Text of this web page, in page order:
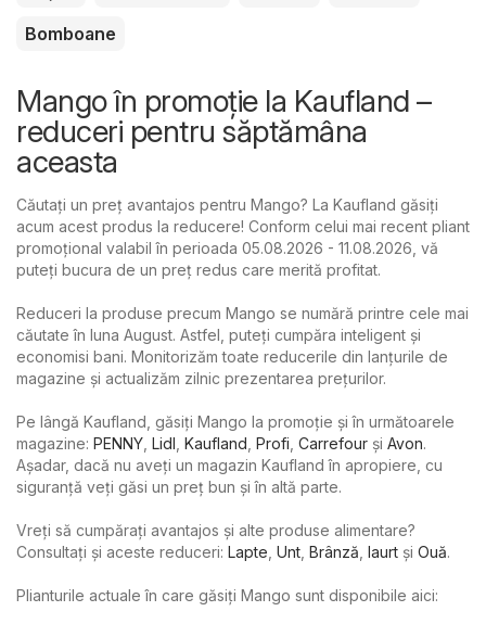
Bomboane
Mango în promoție la Kaufland –
reduceri pentru săptămâna
aceasta
Căutați un preț avantajos pentru Mango? La Kaufland găsiți
acum acest produs la reducere! Conform celui mai recent pliant
promoțional valabil în perioada 05.08.2026 - 11.08.2026, vă
puteți bucura de un preț redus care merită profitat.
Reduceri la produse precum Mango se numără printre cele mai
căutate în luna August. Astfel, puteți cumpăra inteligent și
economisi bani. Monitorizăm toate reducerile din lanțurile de
magazine și actualizăm zilnic prezentarea prețurilor.
Pe lângă Kaufland, găsiți Mango la promoție și în următoarele
magazine: PENNY Lidl Kaufland Profi Carrefour şi Avon.
Așadar, dacă nu aveți un magazin Kaufland în apropiere, cu
siguranță veți găsi un preț bun și în altă parte.
Vreți să cumpărați avantajos și alte produse alimentare?
Consultați și aceste reduceri: Lapte Unt Brânză Iaurt şi Ouă.
Plianturile actuale în care găsiți Mango sunt disponibile aici: